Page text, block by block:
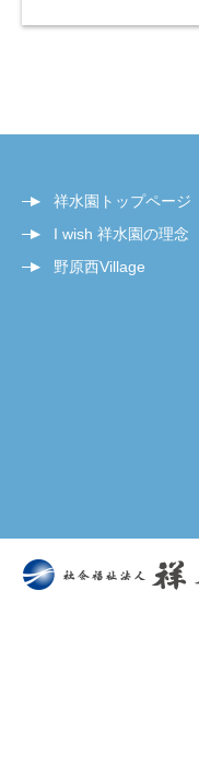
祥水園トップページ
I wish 祥水園の理念
野原西Village